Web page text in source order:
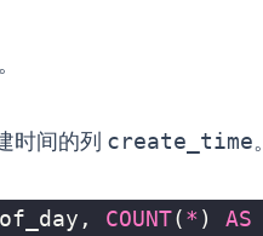
时间的列 create_time
, COUNT(*) AS